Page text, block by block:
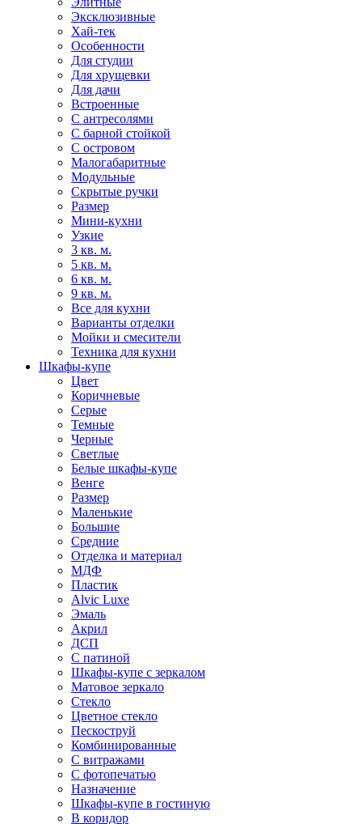
Эксклюзивные
Хай-тек
Особенности
Для студии
Для хрущевки
Для дачи
Встроенные
С антресолями
С барной стойкой
С островом
Малогабаритные
Модульные
Скрытые ручки
Размер
Мини-кухни
Узкие
3 кв. м.
5 кв. м.
6 кв. м.
9 кв. м.
Все для кухни
Варианты отделки
Мойки и смесители
Техника для кухни
Шкафы-купе
Цвет
Коричневые
Серые
Темные
Черные
Светлые
Белые шкафы-купе
Венге
Размер
Маленькие
Большие
Средние
Отделка и материал
МДФ
Пластик
Alvic Luxe
Эмаль
Акрил
ДСП
С патиной
Шкафы-купе с зеркалом
Матовое зеркало
Стекло
Цветное стекло
Пескоструй
Комбинированные
С витражами
С фотопечатью
Назначение
Шкафы-купе в гостиную
В коридор